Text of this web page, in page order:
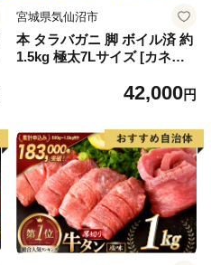
宮城県気仙沼市
本 タラバガニ 脚 ボイル済 約
1.5kg 極太7Lサイズ [カネダ
6] カニ かに 蟹 たらばがに た
42,000円